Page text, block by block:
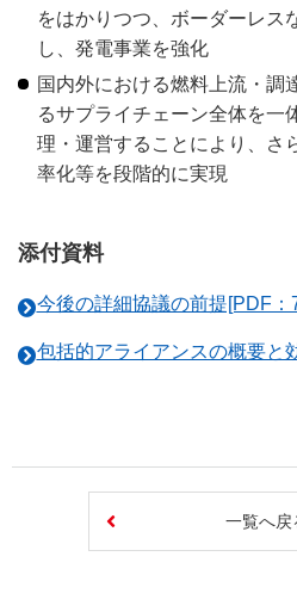
をはかりつつ、ボーダーレス
し、発電事業を強化
国内外における燃料上流・調
るサプライチェーン全体を一
理・運営することにより、さ
率化等を段階的に実現
添付資料
今後の詳細協議の前提[PDF：
包括的アライアンスの概要と
一覧へ戻